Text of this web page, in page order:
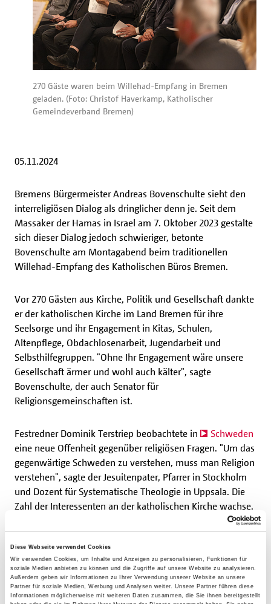
Diese Webseite verwendet Cookies
Wir verwenden Cookies, um Inhalte und Anzeigen zu personalisieren, Funktionen für
soziale Medien anbieten zu können und die Zugriffe auf unsere Website zu analysieren.
Außerdem geben wir Informationen zu Ihrer Verwendung unserer Website an unsere
Partner für soziale Medien, Werbung und Analysen weiter. Unsere Partner führen diese
Informationen möglicherweise mit weiteren Daten zusammen, die Sie ihnen bereitgestellt
270 Gäste waren beim Willehad-Empfang in Bremen
geladen. (Foto: Christof Haverkamp, Katholischer
Gemeindeverband Bremen)
05.11.2024
Bremens Bürgermeister Andreas Bovenschulte sieht den
interreligiösen Dialog als dringlicher denn je. Seit dem
Massaker der Hamas in Israel am 7. Oktober 2023 gestalte
sich dieser Dialog jedoch schwieriger, betonte
Bovenschulte am Montagabend beim traditionellen
Willehad-Empfang des Katholischen Büros Bremen.
Vor 270 Gästen aus Kirche, Politik und Gesellschaft dankte
er der katholischen Kirche im Land Bremen für ihre
Seelsorge und ihr Engagement in Kitas, Schulen,
Altenpflege, Obdachlosenarbeit, Jugendarbeit und
Selbsthilfegruppen. "Ohne Ihr Engagement wäre unsere
Gesellschaft ärmer und wohl auch kälter", sagte
Bovenschulte, der auch Senator für
Religionsgemeinschaften ist.
Festredner Dominik Terstriep beobachtete in
Schweden
eine neue Offenheit gegenüber religiösen Fragen. "Um das
gegenwärtige Schweden zu verstehen, muss man Religion
verstehen", sagte der Jesuitenpater, Pfarrer in Stockholm
und Dozent für Systematische Theologie in Uppsala. Die
Zahl der Interessenten an der katholischen Kirche wachse.
In der schwedischen Diaspora sei sie weniger mit sich
selbst beschäftigt als andernorts. Etwa 250.000 katholische
Christen leben in dem skandinavischen Land, das sind
zwei gut Prozent der Bevölkerung.
Propst Bernhard Stecker betonte, die katholischen Bürger